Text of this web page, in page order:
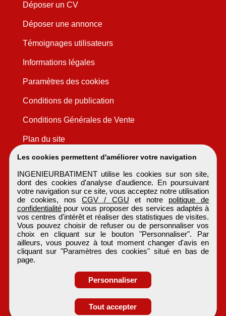
Obtenir ses
Les cookies permettent d'améliorer votre navigation
INGENIEURBATIMENT utilise les cookies sur son site,
dont des cookies d'analyse d'audience. En poursuivant
votre navigation sur ce site, vous acceptez notre utilisation
de cookies, nosCGV / CGU et notre politique de
confidentialitépour vous proposer des services adaptés à
vos centres d'intérêt et réaliser des statistiques de visites.
Vous pouvez choisir de refuser ou de personnaliser vos
choix en cliquant sur le bouton "Personnaliser". Par
ailleurs, vous pouvez à tout moment changer d'avis en
cliquant sur "Paramètres des cookies" situé en bas de
page.
Personnaliser
Tout accepter
Déposer un CV
Déposer une annonce
Témoignages utilisateurs
Informations légales
Paramètres des cookies
Conditions de publication
Conditions Générales de Vente
Plan du site